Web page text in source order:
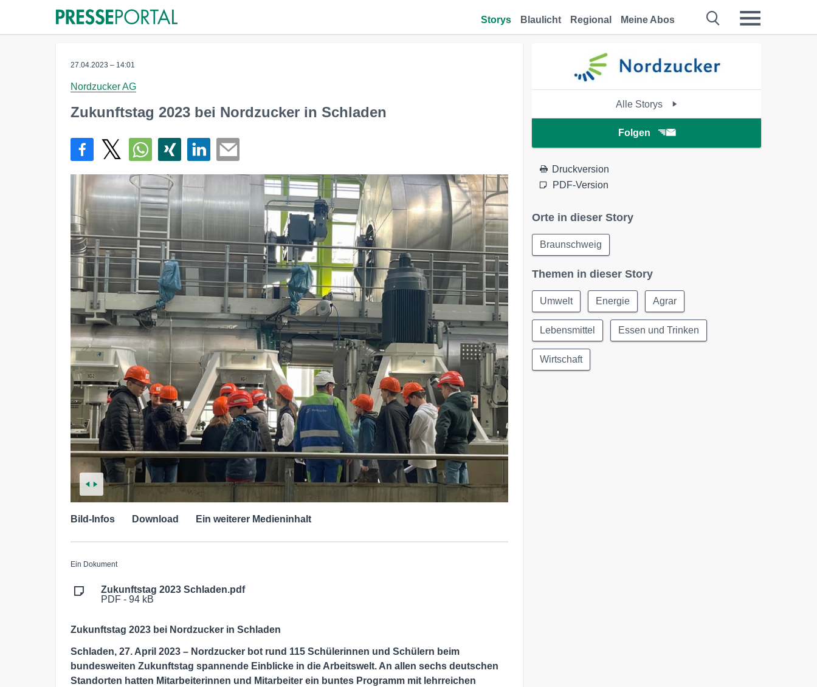
Storys Blaulicht Regional Meine Abos
27.04.2023 – 14:01
Nordzucker AG
Zukunftstag 2023 bei Nordzucker in Schladen
Bild-Infos Download Ein weiterer Medieninhalt
Ein Dokument
Zukunftstag 2023 Schladen.pdf
PDF - 94 kB
Zukunftstag 2023 bei Nordzucker in Schladen
Schladen, 27. April 2023 – Nordzucker bot rund 115 Schülerinnen und Schülern beim
bundesweiten Zukunftstag spannende Einblicke in die Arbeitswelt. An allen sechs deutschen
Standorten hatten Mitarbeiterinnen und Mitarbeiter ein buntes Programm mit lehrreichen
Alle Storys
Folgen
Druckversion
PDF-Version
Orte in dieser Story
Braunschweig
Themen in dieser Story
Umwelt Energie Agrar
Lebensmittel Essen und Trinken
Wirtschaft